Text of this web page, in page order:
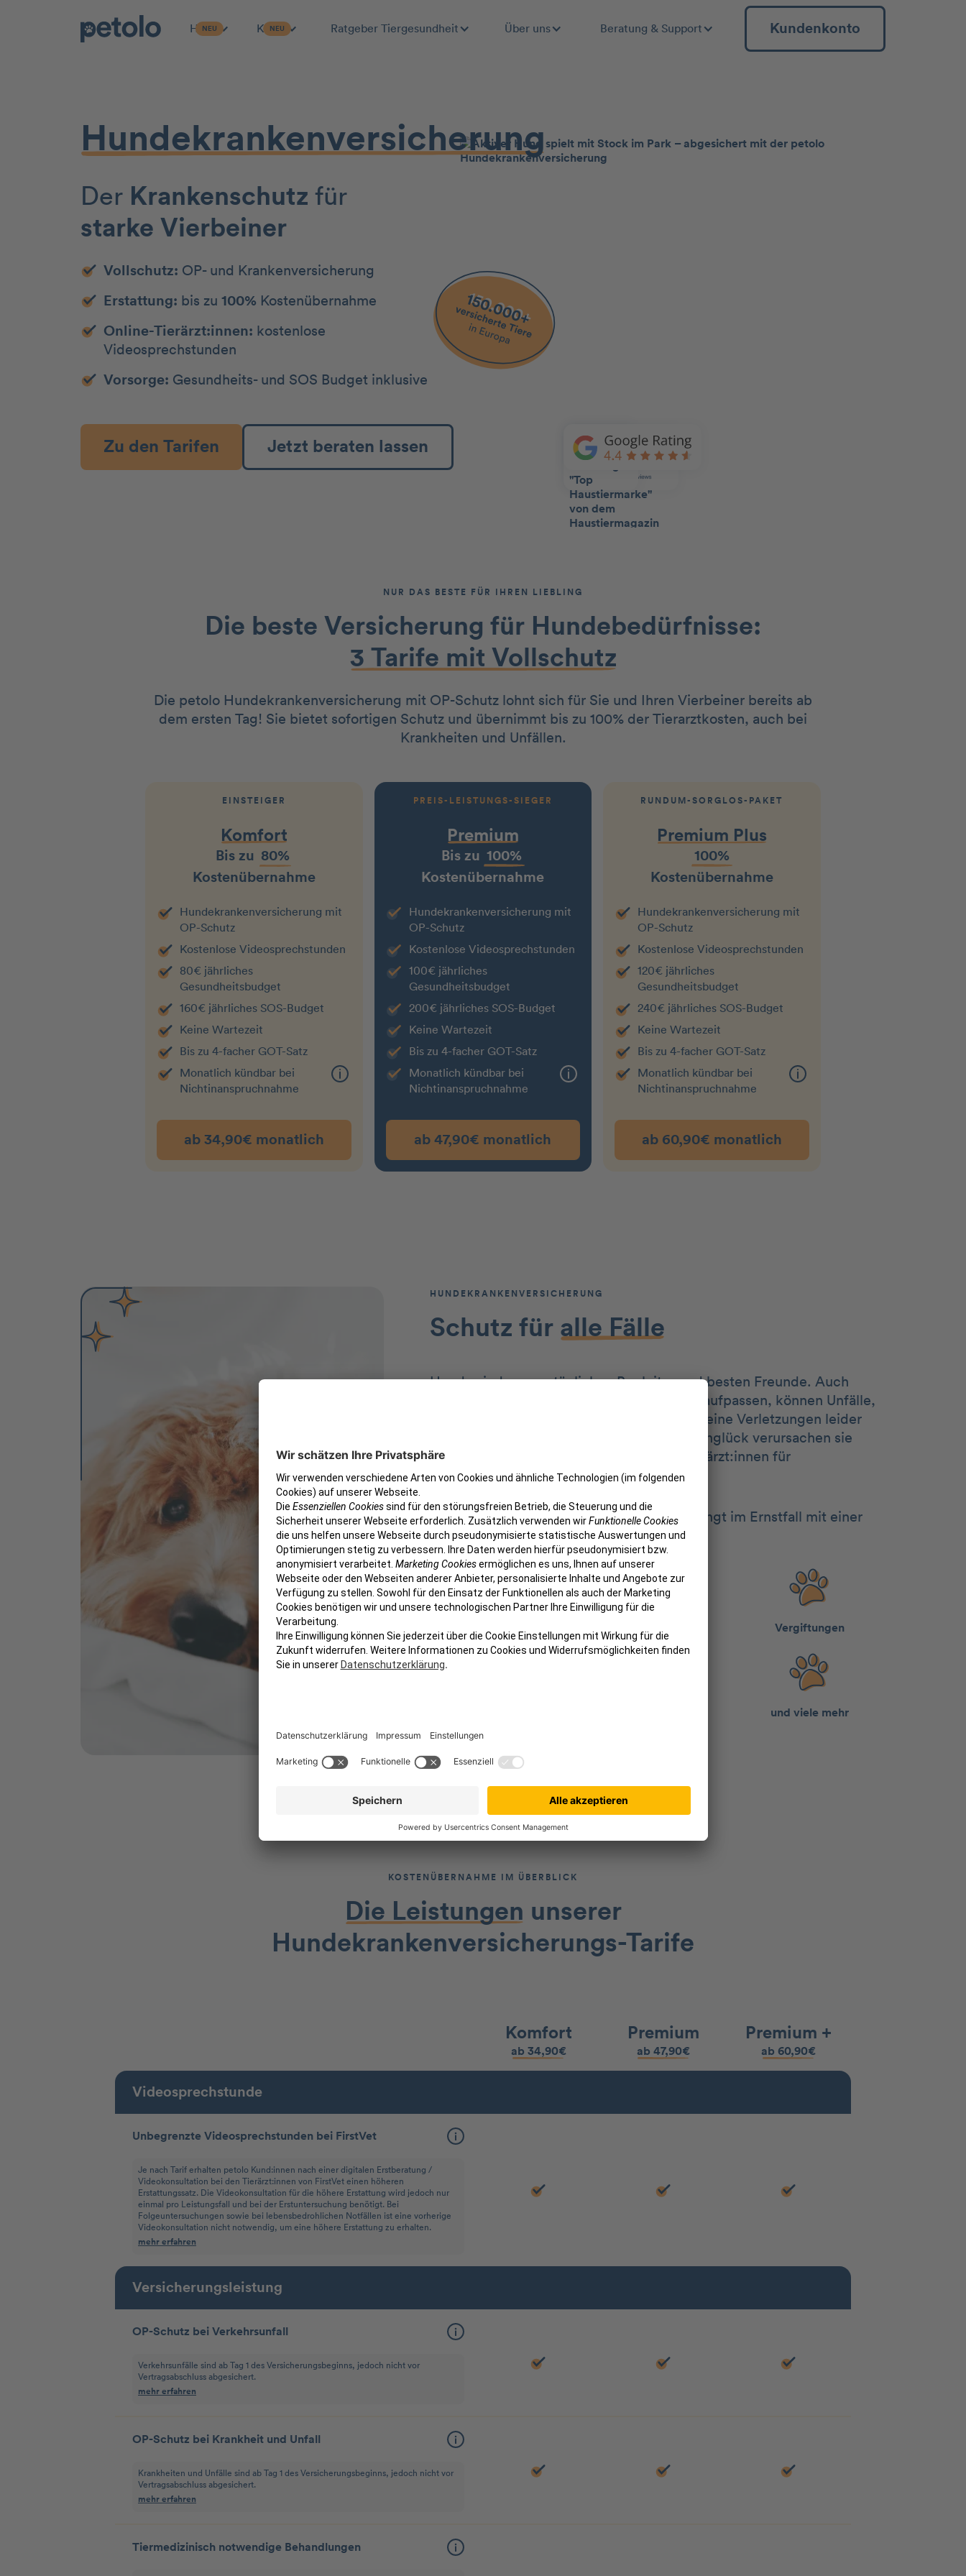
Hund
NEU Katze
NEU Ratgeber Tiergesundheit Über uns Beratung & Support Kundenkonto
Hunde­kranken­­ver­sicherung
Der Kranken­schutz für
starke Vierbeiner
Vollschutz: OP- und Krankenversicherung
Erstattung: bis zu 100% Kostenübernahme
Online-Tierärzt:innen: kostenlose
Videosprechstunden
Vorsorge: Gesundheits- und SOS Budget inklusive
Zu den Tarifen Jetzt beraten lassen
NUR DAS BESTE FÜR IHREN LIEBLING
Die beste Versicherung für Hundebedürfnisse:
3 Tarife mit Vollschutz
Die petolo Hundekrankenversicherung mit OP-Schutz lohnt sich für Sie und Ihren Vierbeiner bereits ab
dem ersten Tag! Sie bietet sofortigen Schutz und übernimmt bis zu 100% der Tierarztkosten, auch bei
Krankheiten und Unfällen.
EINSTEIGER
Komfort
Bis zu 80%
Kostenübernahme
Hundekranken­­versicherung mit
OP-Schutz
Kostenlose Videosprechstunden
80€ jährliches
Gesundheitsbudget
160€ jährliches SOS-Budget
Keine Wartezeit
Bis zu 4-facher GOT-Satz
Monatlich kündbar bei
Nichtin­an­spruchnahme
ab 34,90€ monatlich
PREIS-LEISTUNGS-SIEGER
Premium
Bis zu 100%
Kostenübernahme
Hunde­kranken­versicherung mit
OP-Schutz
Kostenlose Videosprechstunden
100€ jährliches
Gesundheitsbudget
200€ jährliches SOS-Budget
Keine Wartezeit
Bis zu 4-facher GOT-Satz
Monatlich kündbar bei
Nichtin­an­spruchnahme
ab 47,90€ monatlich
RUNDUM-SORGLOS-PAKET
Premium Plus
100%
Kostenübernahme
Hunde­kranken­versicherung mit
OP-Schutz
Kostenlose Videosprechstunden
120€ jährliches
Gesundheitsbudget
240€ jährliches SOS-Budget
Keine Wartezeit
Bis zu 4-facher GOT-Satz
Monatlich kündbar bei
Nichtin­an­spruchnahme
ab 60,90€ monatlich
HUNDEKRANKENVERSICHERUNG
Schutz für alle Fälle
Hunde sind unsere täglichen Begleiter und besten Freunde. Auch
wenn wir immer gut auf unsere Vierbeiner aufpassen, können Unfälle,
Krankheiten und Operationen, aber auch kleine Verletzungen leider
nicht immer verhindert werden. Zu allem Unglück verursachen sie
dann meist unverhofft hohe Kosten bei Tierärzt:innen für
Behandlungen und Medikamente.
Die petolo Hundekrankenversicherung springt im Ernstfall mit einer
Kostenübernahme von bis zu 100% ein.
Vergiftungen
und viele mehr
KOSTENÜBERNAHME IM ÜBERBLICK
Die Leistungen unserer
Hundekranken­versicherungs-Tarife
Komfort
ab 34,90€
Premium
ab 47,90€
Premium +
ab 60,90€
Videosprechstunde
Unbegrenzte Videosprechstunden bei FirstVet
Je nach Tarif erhalten petolo Kund:innen nach einer digitalen Erstberatung /
Videokonsultation bei den Tierärzt:innen von FirstVet einen höheren
Erstattungssatz. Die Videokonsultation für die höhere Erstattung wird jedoch nur
einmal pro Leistungsfall und bei der Erstuntersuchung benötigt. Bei
Folgeuntersuchungen sowie bei lebensbedrohlichen Notfällen ist eine vorherige
Videokonsultation nicht notwendig, um eine höhere Erstattung zu erhalten.
mehr erfahren
Versicherungsleistung
OP-Schutz bei Verkehrsunfall
Verkehrsunfälle sind ab Tag 1 des Versicherungsbeginns, jedoch nicht vor
Vertragsabschluss abgesichert.
mehr erfahren
OP-Schutz bei Krankheit und Unfall
Krankheiten und Unfälle sind ab Tag 1 des Versicherungsbeginns, jedoch nicht vor
Vertragsabschluss abgesichert.
mehr erfahren
Tiermedizinisch notwendige Behandlungen